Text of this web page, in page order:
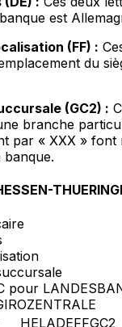
est
(FF) :
du
(GC2) :
branche
par « XXX » font
banque.
pour
HELADEFFGC2